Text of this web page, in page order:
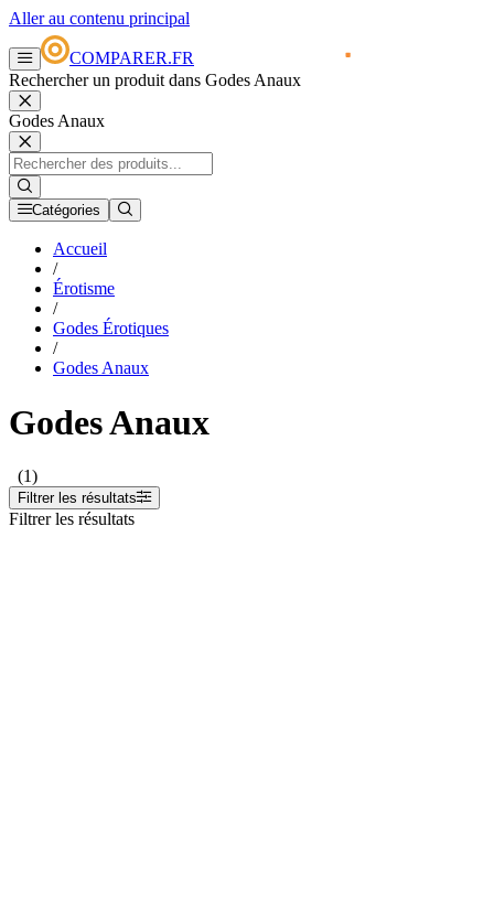
Aller au contenu principal
COMPARER.FR
Rechercher un produit dans Godes Anaux
Godes Anaux
Catégories
Accueil
/
Érotisme
/
Godes Érotiques
/
Godes Anaux
Godes Anaux
(1)
Filtrer les résultats
Filtrer les résultats